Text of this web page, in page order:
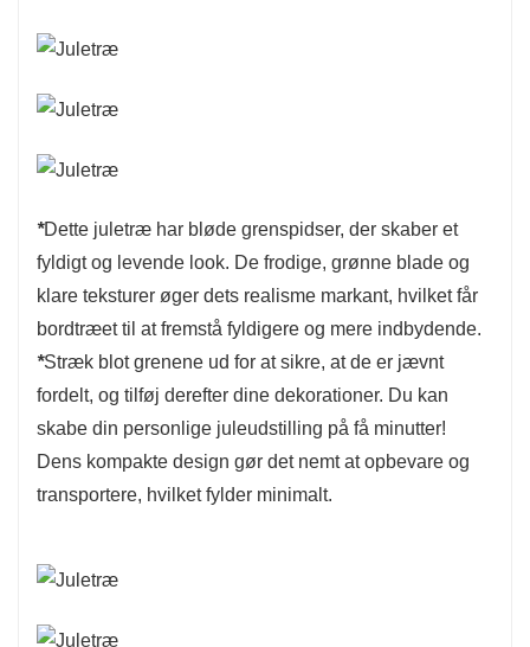
*Dette juletræ har bløde grenspidser, der skaber et
fyldigt og levende look. De frodige, grønne blade og
klare teksturer øger dets realisme markant, hvilket får
bordtræet til at fremstå fyldigere og mere indbydende.
*Stræk blot grenene ud for at sikre, at de er jævnt
fordelt, og tilføj derefter dine dekorationer. Du kan
skabe din personlige juleudstilling på få minutter!
Dens kompakte design gør det nemt at opbevare og
transportere, hvilket fylder minimalt.